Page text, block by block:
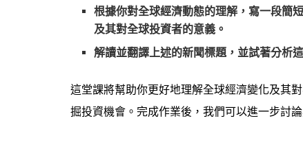
根據你對全球經濟動態的理解，寫一段簡
及其對全球投資者的意義。
解讀並翻譯上述的新聞標題，並試著分析
這堂課將幫助你更好地理解全球經濟變化及其
掘投資機會。完成作業後，我們可以進一步討